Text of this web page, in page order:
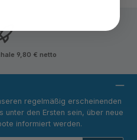
9,80 € netto
regelmäßig erscheinenden
unter den Ersten sein, über neue
informiert werden.